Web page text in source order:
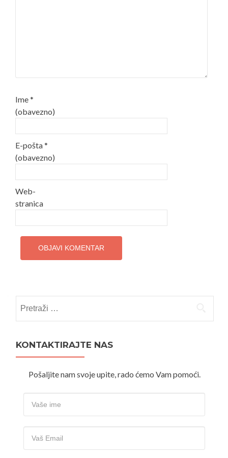
Ime*
(obavezno)
E-pošta*
(obavezno)
Web-
stranica
KONTAKTIRAJTE NAS
Pošaljite nam svoje upite, rado ćemo Vam pomoći.